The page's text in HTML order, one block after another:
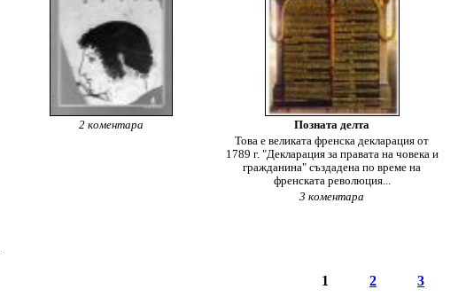
2 коментара
Позната делта
Това е великата френска декларация от
1789 г. "Декларация за правата на човека и
гражданина" създадена по време на
френската революция...
3 коментара
1 2 3